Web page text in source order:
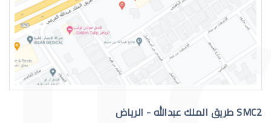
علاج الماء الازرق بالعين
SMC2 طريق الملك عبدالله - الرياض